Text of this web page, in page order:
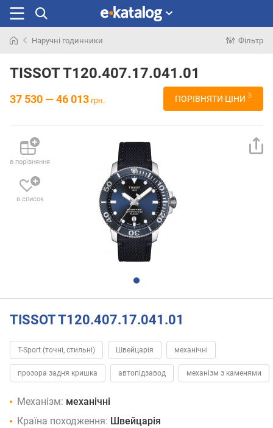
раніше
Наручні годинники Фільтр
TISSOT T120.407.17.041.01
37 530 — 46 013 грн. ПОРІВНЯТИ ЦІНИ 3
в порівняння
в список
TISSOT T120.407.17.041.01
T-Sport (точні, стильні) Швейцарія механічні
прозора задня кришка автопідзавод механізм з каменями
Механізм: механічні
Країна походження: Швейцарія